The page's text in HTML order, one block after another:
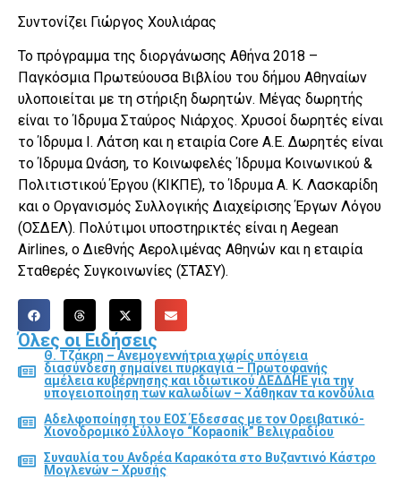
Συντονίζει Γιώργος Χουλιάρας
Το πρόγραμμα της διοργάνωσης Αθήνα 2018 –
Παγκόσμια Πρωτεύουσα Βιβλίου του δήμου Αθηναίων
υλοποιείται με τη στήριξη δωρητών. Μέγας δωρητής
είναι το Ίδρυμα Σταύρος Νιάρχος. Χρυσοί δωρητές είναι
το Ίδρυμα Ι. Λάτση και η εταιρία Core Α.Ε. Δωρητές είναι
το Ίδρυμα Ωνάση, το Κοινωφελές Ίδρυμα Κοινωνικού &
Πολιτιστικού Έργου (ΚΙΚΠΕ), το Ίδρυμα Α. Κ. Λασκαρίδη
και ο Οργανισμός Συλλογικής Διαχείρισης Έργων Λόγου
(ΟΣΔΕΛ). Πολύτιμοι υποστηρικτές είναι η Aegean
Airlines, ο Διεθνής Αερολιμένας Αθηνών και η εταιρία
Σταθερές Συγκοινωνίες (ΣΤΑΣΥ).
Όλες οι Ειδήσεις
Θ. Τζάκρη – Ανεμογεννήτρια χωρίς υπόγεια
διασύνδεση σημαίνει πυρκαγιά – Πρωτοφανής
αμέλεια κυβέρνησης και ιδιωτικού ΔΕΔΔΗΕ για την
υπογειοποίηση των καλωδίων – Χάθηκαν τα κονδύλια
Αδελφοποίηση του ΕΟΣ Έδεσσας με τον Ορειβατικό-
Χιονοδρομικό Σύλλογο “Kopaonik” Βελιγραδίου
Συναυλία του Ανδρέα Καρακότα στο Βυζαντινό Κάστρο
Μογλενών – Χρυσής